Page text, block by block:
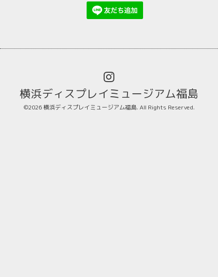
横浜ディスプレイミュージアム福島
©2026横浜ディスプレイミュージアム福島. All Rights Reserved.